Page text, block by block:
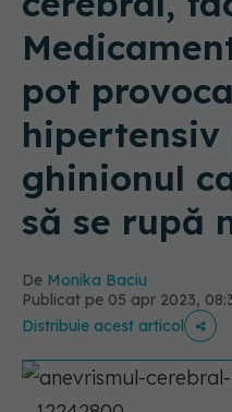
pot
hipertensiv
ghinionul
să se rupă
De Monika Baciu
Publicat pe 05 apr 2023,
Distribuie acest articol